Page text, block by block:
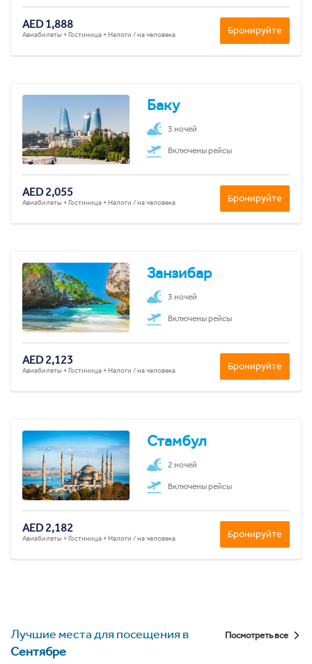
AED 1,888
Авиабилеты + Гостиница + Налоги / на человека Бронируйте
Баку
3 ночей
Включены рейсы
AED 2,055
Авиабилеты + Гостиница + Налоги / на человека Бронируйте
Занзибар
3 ночей
Включены рейсы
AED 2,123
Авиабилеты + Гостиница + Налоги / на человека Бронируйте
Стамбул
2 ночей
Включены рейсы
AED 2,182
Авиабилеты + Гостиница + Налоги / на человека Бронируйте
Лучшие места для посещения в
Сентябре
Посмотреть все